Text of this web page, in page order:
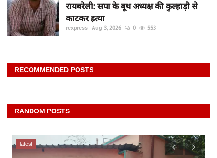
रायबरेली: सपा के बूथ अध्यक्ष की कुल्हाड़ी से
काटकर हत्या
rexpress Aug 3, 2026 0 553
RECOMMENDED POSTS
RANDOM POSTS
latest